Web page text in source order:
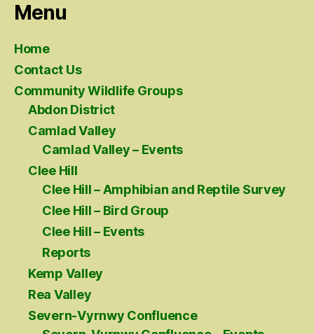
Menu
Home
Contact Us
Community Wildlife Groups
Abdon District
Camlad Valley
Camlad Valley – Events
Clee Hill
Clee Hill – Amphibian and Reptile Survey
Clee Hill – Bird Group
Clee Hill – Events
Reports
Kemp Valley
Rea Valley
Severn-Vyrnwy Confluence